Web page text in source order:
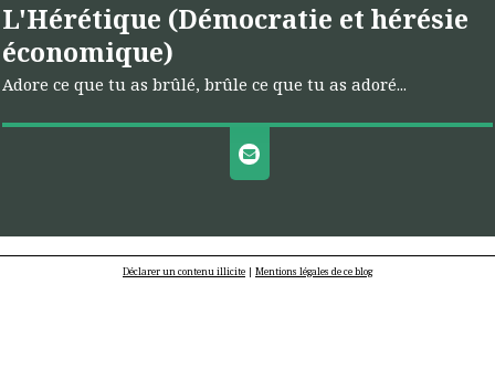
L'Hérétique (Démocratie et hérésie
économique)
Adore ce que tu as brûlé, brûle ce que tu as adoré...
Déclarer un contenu illicite | Mentions légales de ce blog